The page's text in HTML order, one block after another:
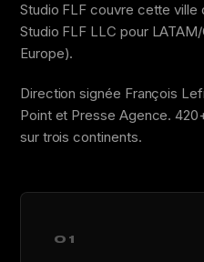
Studio FLF couvre cette ville
Studio FLF LLC pour
Europe).
Direction signée François
Point et Presse Agence.
sur trois continents.
01